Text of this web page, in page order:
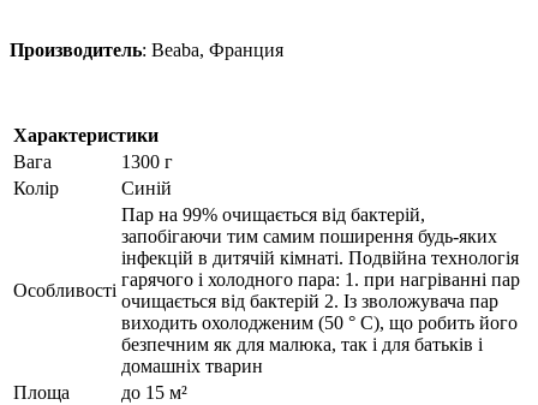
Производитель: Beaba, Франция
Характеристики
Вага
1300 г
Колір
Синій
Особливості
Пар на 99% очищається від бактерій,
запобігаючи тим самим поширення будь-яких
інфекцій в дитячій кімнаті. Подвійна технологія
гарячого і холодного пара: 1. при нагріванні пар
очищається від бактерій 2. Із зволожувача пар
виходить охолодженим (50 ° С), що робить його
безпечним як для малюка, так і для батьків і
домашніх тварин
Площа
до 15 м²